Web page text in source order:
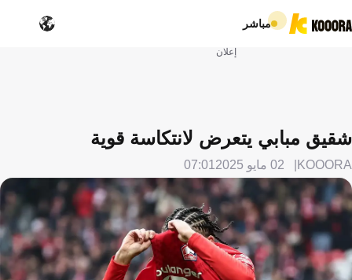
مباشر
إعلان
شقيق مبابي يتعرض لانتكاسة قوية
KOOORA 02 مايو 2025 07:01